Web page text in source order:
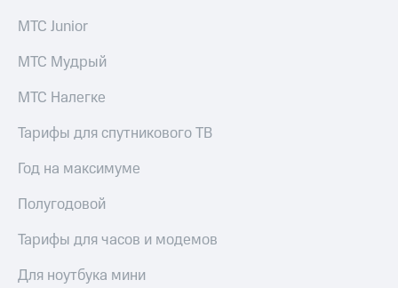
МТС Junior
МТС Мудрый
МТС Налегке
Тарифы для спутникового ТВ
Год на максимуме
Полугодовой
Тарифы для часов и модемов
Для ноутбука мини